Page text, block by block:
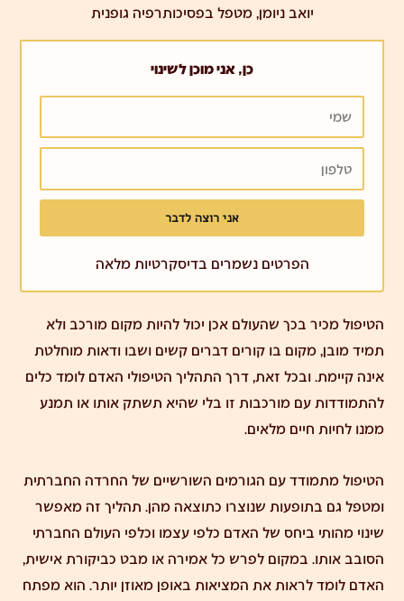
יואב ניומן, מטפל בפסיכותרפיה גופנית
כן, אני מוכן לשינוי
אני רוצה לדבר
הפרטים נשמרים בדיסקרטיות מלאה
הטיפול מכיר בכך שהעולם אכן יכול להיות מקום מורכב ולא
תמיד מובן, מקום בו קורים דברים קשים ושבו ודאות מוחלטת
אינה קיימת. ובכל זאת, דרך התהליך הטיפולי האדם לומד כלים
להתמודדות עם מורכבות זו בלי שהיא תשתק אותו או תמנע
ממנו לחיות חיים מלאים.
הטיפול מתמודד עם הגורמים השורשיים של החרדה החברתית
ומטפל גם בתופעות שנוצרו כתוצאה מהן. תהליך זה מאפשר
שינוי מהותי ביחס של האדם כלפי עצמו וכלפי העולם החברתי
הסובב אותו. במקום לפרש כל אמירה או מבט כביקורת אישית,
האדם לומד לראות את המציאות באופן מאוזן יותר. הוא מפתח